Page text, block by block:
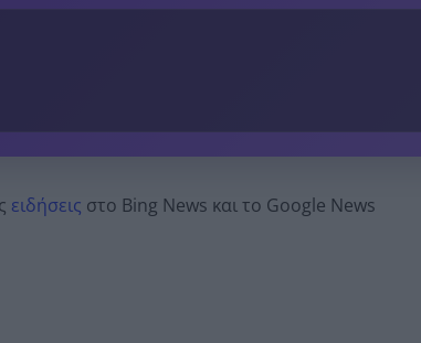
ειδήσεις στο Bing News και το Google News